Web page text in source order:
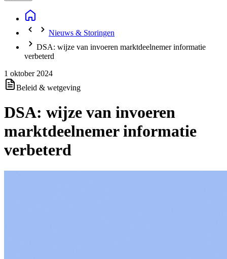
Nieuws & Storingen
DSA: wijze van invoeren marktdeelnemer informatie
verbeterd
1 oktober 2024
Beleid & wetgeving
DSA: wijze van invoeren
marktdeelnemer informatie
verbeterd